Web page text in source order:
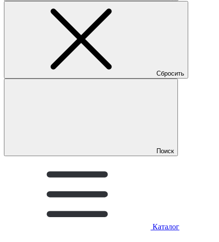
Сбросить
Поиск
Каталог